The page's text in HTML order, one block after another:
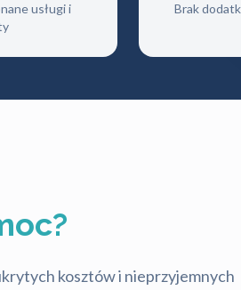
usługi i
Brak
kosztów i nieprzyjemnych